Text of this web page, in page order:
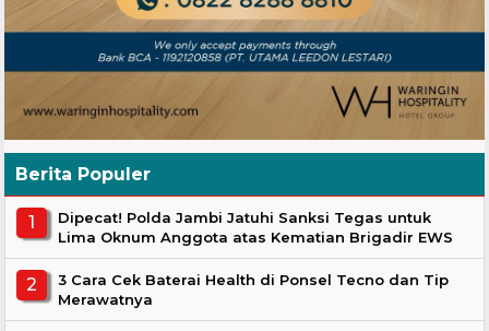
Berita Populer
Dipecat! Polda Jambi Jatuhi Sanksi Tegas untuk
Lima Oknum Anggota atas Kematian Brigadir EWS
3 Cara Cek Baterai Health di Ponsel Tecno dan Tip
Merawatnya